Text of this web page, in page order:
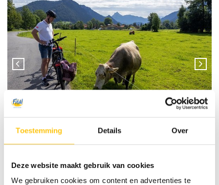
Toestemming Details Over
Deze website maakt gebruik van cookies
We gebruiken cookies om content en advertenties te
Wat Fitál klanten vinden van deze
reis:
(40 reviews)